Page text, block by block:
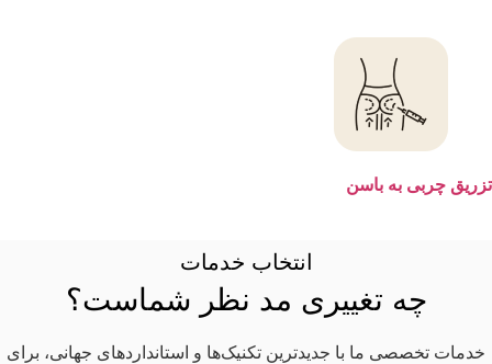
چربی به باسن
انتخاب خدمات
چه تغییری مد نظر شماست؟
تخصصی ما با جدیدترین تکنیک‌ها و استانداردهای جهانی، برای